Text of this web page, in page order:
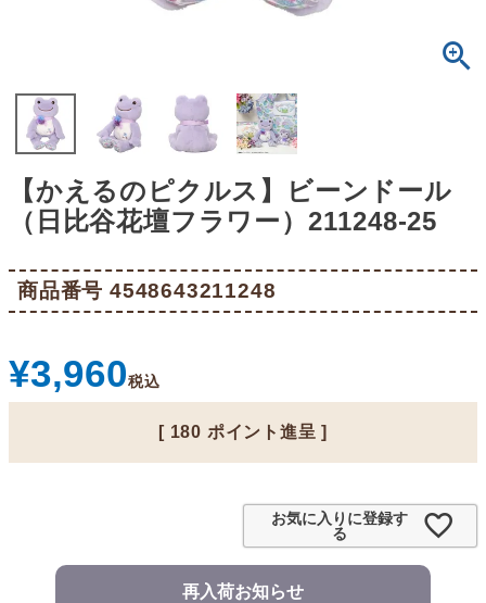
【かえるのピクルス】ビーンドール
（日比谷花壇フラワー）211248-25
商品番号 4548643211248
¥3,960税込
[ 180 ポイント進呈 ]
お気に入りに登録す
る
再入荷お知らせ